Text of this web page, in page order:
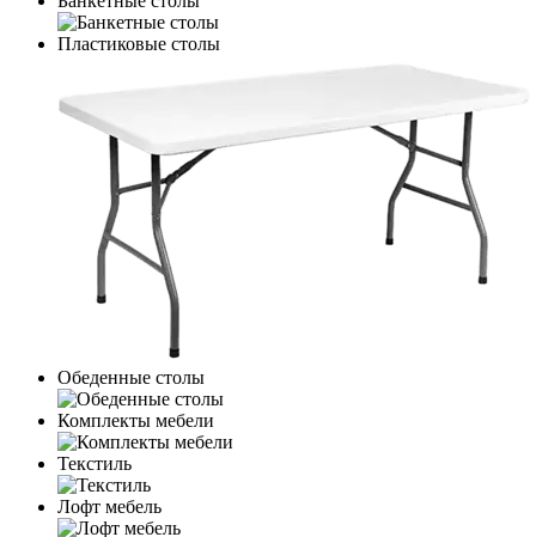
Пластиковые столы
Обеденные столы
Комплекты мебели
Текстиль
Лофт мебель